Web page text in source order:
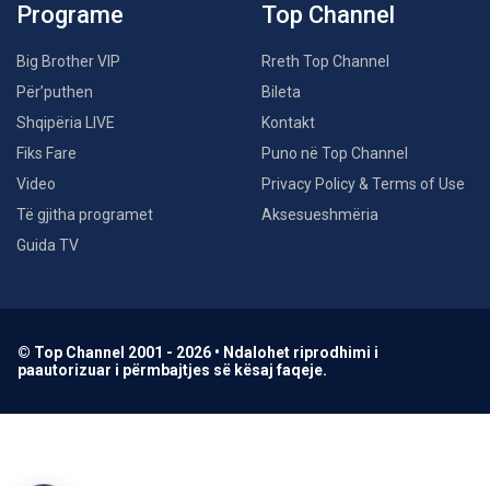
Programe
Big Brother VIP
Për’puthen
Shqipëria LIVE
Fiks Fare
Video
Të gjitha programet
Guida TV
Top Channel
Rreth Top Channel
Bileta
Kontakt
Puno në Top Channel
Privacy Policy & Terms of Use
Aksesueshmëria
© Top Channel 2001 - 2026 • Ndalohet riprodhimi i
paautorizuar i përmbajtjes së kësaj faqeje.